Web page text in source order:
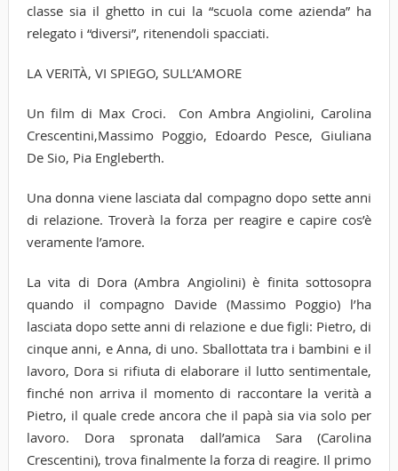
classe sia il ghetto in cui la “scuola come azienda” ha
relegato i “diversi”, ritenendoli spacciati.
LA VERITÀ, VI SPIEGO, SULL’AMORE
Un film di Max Croci. Con Ambra Angiolini, Carolina
Crescentini,Massimo Poggio, Edoardo Pesce, Giuliana
De Sio, Pia Engleberth.
Una donna viene lasciata dal compagno dopo sette anni
di relazione. Troverà la forza per reagire e capire cos’è
veramente l’amore.
La vita di Dora (Ambra Angiolini) è finita sottosopra
quando il compagno Davide (Massimo Poggio) l’ha
lasciata dopo sette anni di relazione e due figli: Pietro, di
cinque anni, e Anna, di uno. Sballottata tra i bambini e il
lavoro, Dora si rifiuta di elaborare il lutto sentimentale,
finché non arriva il momento di raccontare la verità a
Pietro, il quale crede ancora che il papà sia via solo per
lavoro. Dora spronata dall’amica Sara (Carolina
Crescentini), trova finalmente la forza di reagire. Il primo